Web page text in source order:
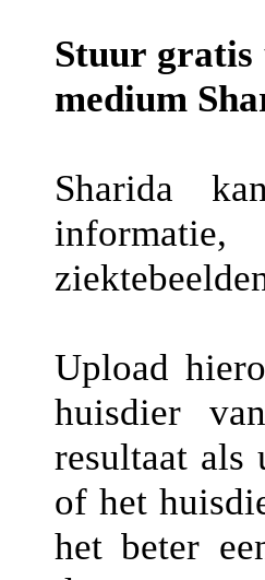
Stuur
medium
Sharida
Upload
huisdier
resultaat als
of het
het beter